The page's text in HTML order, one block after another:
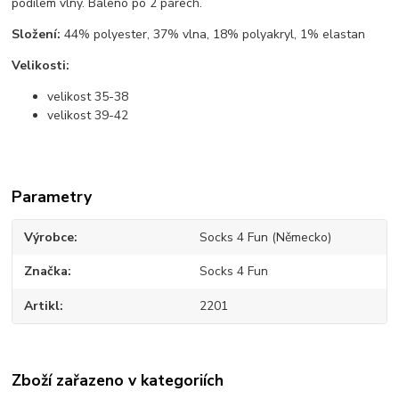
Složení: 44% polyester, 37% vlna, 18% polyakryl, 1% elastan
Velikosti:
velikost 35-38
velikost 39-42
Parametry
Výrobce Socks 4 Fun (Německo)
Značka Socks 4 Fun
Artikl 2201
Zboží zařazeno v kategoriích